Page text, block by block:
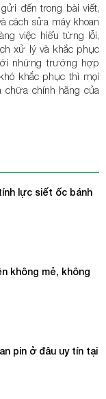
gửi đến trong bài viết,
cách sửa máy khoan
việc hiểu từng lỗi,
xử lý và khắc phục
những trường hợp
khắc phục thì mọi
chính hãng của
lực siết ốc bánh
không mẻ, không
pin ở đâu uy tín tại